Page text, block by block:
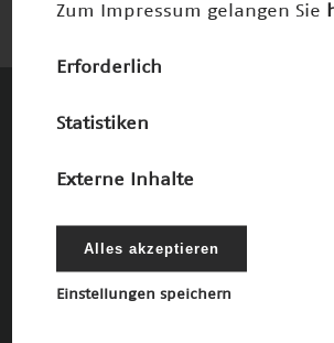
Diese Unternehmen und
die damit verbundenen
Die Förderer
Zum Impressum gelangen Sie
Erforderlich
Statistiken
Externe Inhalte
Alles akzeptieren
Einstellungen speichern